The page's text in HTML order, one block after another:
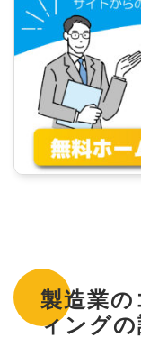
製造業
ィングの